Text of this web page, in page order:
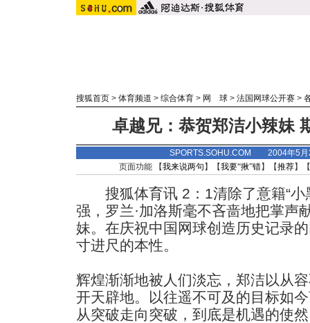
搜狐首页 > 体育频道 > 综合体育 > 网 球 > 法国网球公开赛 >
卓越兄：恭贺郑洁小辣妹
SPORTS.SOHU.COM 2004年5
页面功能 【我来说两句 】【我要“揪”错】【推荐】
搜狐体育讯 2：1清除了意籍“小
强，罗兰·加洛斯毫不吝啬地把掌声
妹。在庆祝中国网球创造历史记录
寸进尺的本性。
辉煌渐渐地被人们淡忘，郑洁以从
开天辟地。以往遥不可及的目标如
从突破走向突破，到底是机遇的使